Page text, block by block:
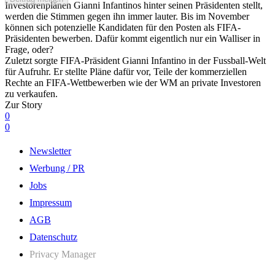
Investorenplänen Gianni Infantinos hinter seinen Präsidenten stellt,
werden die Stimmen gegen ihn immer lauter. Bis im November
können sich potenzielle Kandidaten für den Posten als FIFA-
Präsidenten bewerben. Dafür kommt eigentlich nur ein Walliser in
Frage, oder?
Zuletzt sorgte FIFA-Präsident Gianni Infantino in der Fussball-Welt
für Aufruhr. Er stellte Pläne dafür vor, Teile der kommerziellen
Rechte an FIFA-Wettbewerben wie der WM an private Investoren
zu verkaufen.
Zur Story
0
0
Newsletter
Werbung / PR
Jobs
Impressum
AGB
Datenschutz
Privacy Manager